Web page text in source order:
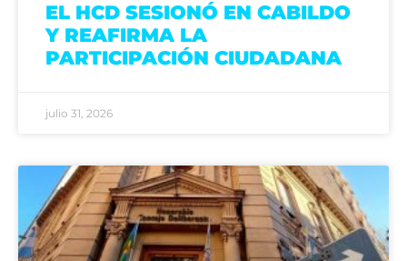
EL HCD SESIONÓ EN CABILDO
Y REAFIRMA LA
PARTICIPACIÓN CIUDADANA
julio 31, 2026